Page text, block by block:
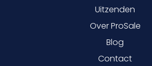
Uitzenden
Over ProSale
Blog
Contact